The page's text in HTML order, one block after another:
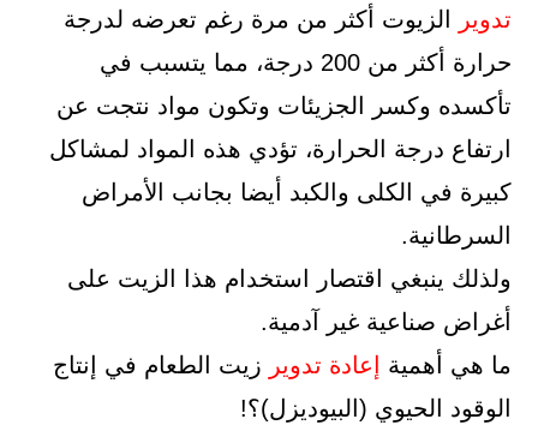
تدوير
الزيوت أكثر من مرة رغم تعرضه لدرجة
حرارة أكثر من 200 درجة، مما يتسبب في
تأكسده وكسر الجزيئات وتكون مواد نتجت عن
ارتفاع درجة الحرارة، تؤدي هذه المواد لمشاكل
كبيرة في الكلى والكبد أيضا بجانب الأمراض
السرطانية.
ولذلك ينبغي اقتصار استخدام هذا الزيت على
أغراض صناعية غير آدمية.
ما هي أهمية
إعادة تدوير زيت الطعام في إنتاج
الوقود الحيوي (البيوديزل)؟!